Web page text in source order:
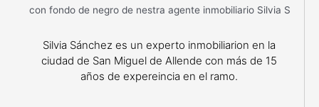
Silvia Sánchez es un experto inmobiliarion en la
ciudad de San Miguel de Allende con más de 15
años de expereincia en el ramo.